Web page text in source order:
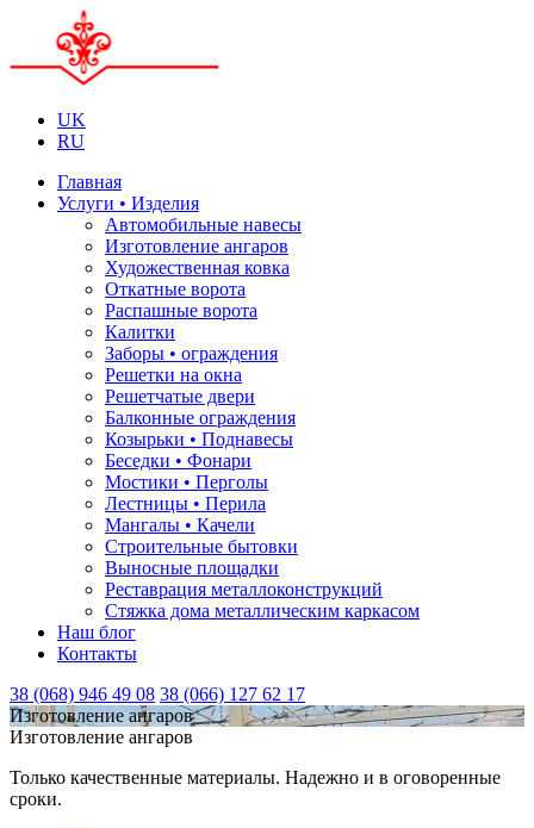
UK
RU
Главная
Услуги • Изделия
Автомобильные навесы
Изготовление ангаров
Художественная ковка
Откатные ворота
Распашные ворота
Калитки
Заборы • ограждения
Решетки на окна
Решетчатые двери
Балконные ограждения
Козырьки • Поднавесы
Беседки • Фонари
Мостики • Перголы
Лестницы • Перила
Мангалы • Качели
Строительные бытовки
Выносные площадки
Реставрация металлоконструкций
Стяжка дома металлическим каркасом
Наш блог
Контакты
38 (068) 946 49 08 38 (066) 127 62 17
Изготовление ангаров
Изготовление ангаров
Только качественные материалы. Надежно и в оговоренные
сроки.